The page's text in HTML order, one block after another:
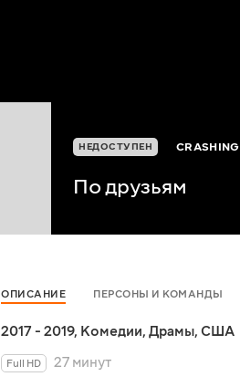
НЕДОСТУПЕН CRASHING
По друзьям
ОПИСАНИЕ ПЕРСОНЫ И КОМАНДЫ
2017 - 2019, Комедии, Драмы, США
Full HD
27 минут